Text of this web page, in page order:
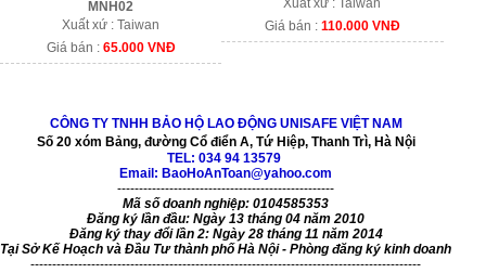
MNH02
Xuất xứ : Taiwan
Giá bán : 65.000 VNĐ
Xuất xứ : Taiwan
Giá bán : 110.000 VNĐ
CÔNG TY TNHH BẢO HỘ LAO ĐỘNG UNISAFE VIỆT NAM
Số 20 xóm Bảng, đường Cổ điển A, Tứ Hiệp, Thanh Trì, Hà Nội
TEL: 034 94 13579
Email: BaoHoAnToan@yahoo.com
--------------------------------------------------
Mã số doanh nghiệp: 0104585353
Đăng ký lần đầu: Ngày 13 tháng 04 năm 2010
Đăng ký thay đổi lần 2: Ngày 28 tháng 11 năm 2014
Tại Sở Kế Hoạch và Đầu Tư thành phố Hà Nội - Phòng đăng ký kinh doanh
------------------------------------------------------------------------------------------